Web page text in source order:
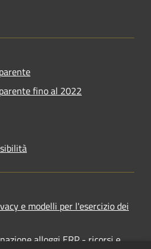
fino al 2022
e modelli per l'esercizio dei
alloggi ERP - ricorsi e